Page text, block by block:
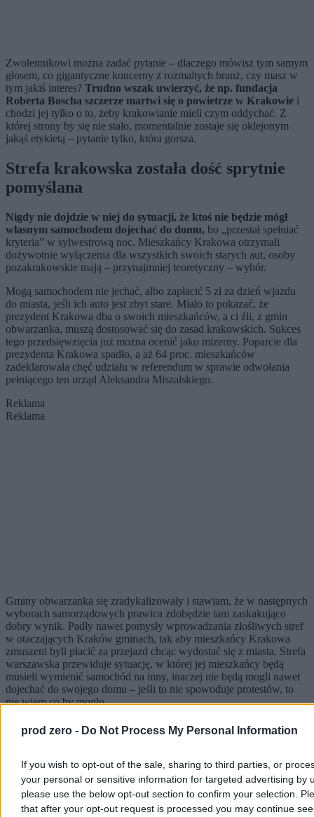
prod zero - Do Not Process My Personal Information
If you wish to opt-out of the sale, sharing to third parties, or
your personal or sensitive information for targeted advertising by
please use the below opt-out section to confirm your selection.
that after your opt-out request is processed you may continue
Zwolennikowi można zadać pytanie – dlaczego mówisz tym samym
głosem, co gigantyczne koncerny z rozmaitych branż, czy masz w
tym jakiś interes? Trudno wszak uwierzyć, że np. fundacja
Roberta Boscha szczerze martwi się o powietrze w Krakowie i
chodzi jej tylko o to, żeby krakowianie mieli czym oddychać. Z
której strony by się nie stało, momentalnie zostaje się oklejonym
jakąś etykietą – pytanie tylko, która gorsza.
Strefa krakowska została dość sprytnie
pomyślana
Nigdy nie dojdzie w niej do sytuacji, że ktoś nie będzie mógł
własnym samochodem dojechać do domu, bo „przestał spełniać
kryteria” w sylwestrową noc. Mieszkańcy Krakowa otrzymali
dożywotnie wyłączenia dla wszystkich swoich starych aut, osoby
pozakrakowskie mają – przynajmniej teoretyczny – wybór.
Mogą samochodem nie jechać, albo zapłacić 5 zł za dzień wjazdu
do miasta, jeśli ich auto jest zbyt stare. Miało to pokazać, że
prezydent Krakowa dba o swoich mieszkańców, a ci źli, z gmin
obwarzanka, muszą dostosować się do zasad krakowskich. Sukces
tego przedsięwzięcia już można ocenić jako mizerny. Poparcie dla
prezydenta Krakowa spadło, a aż 64 proc. mieszkańców
zadeklarowała chęć udziału w referendum w sprawie odwołania
pełniącego ten urząd Aleksandra Miszalskiego.
Reklama
Reklama
Gminy obwarzanka się zradykalizowały i stawiam, że w następnych
wyborach samorządowych prawica zdobędzie tam zaskakująco
dobry wynik. Padły nawet pomysły wprowadzania złośliwych stref
w otaczających Kraków gminach, tak aby mieszkańcy Krakowa
zmuszeni byli płacić za przejazd chcąc wydostać się z miasta. Strefa
warszawska przewiduje sytuację, w której jej mieszkańcy będą
musieli wymienić samochód na inny, inaczej nie będą mogli nawet
dojechać do swojego domu – jeśli to nie spowoduje protestów, to
nie wiem co by mogło.
Ale zapewne zamiast protestów nastąpi po prostu ignorowanie
prawa, powszechnie spotykane w innych dziedzinach życia.Od
przestrzega, nic się z tego powodu nie dzieje i nikt nie zamierza ich
uchylić. Z roku na rok jest ich coraz więcej.
Dlatego protestowanie nie ma sensu